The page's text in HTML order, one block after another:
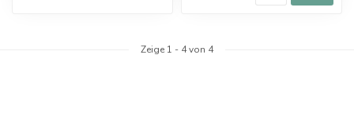
Zeige 1 - 4von 4